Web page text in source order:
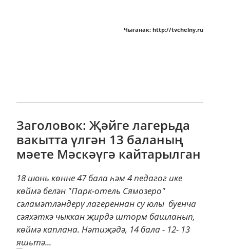
Чыганак: http://tvchelny.ru
Заголовок: Җәйге лагерьда
вакытта үлгән 13 баланың
мәете Мәскәүгә кайтарылган
18 июнь көнне 47 бала һәм 4 педагог ике
көймә белән "Парк-отель Сямозеро"
сәламәтләндерү лагереннан су юлы буенча
сәяхәткә чыккан җирдә шторм башланып,
көймә каплана. Нәтиҗәдә, 14 бала - 12- 13
яшьтә...